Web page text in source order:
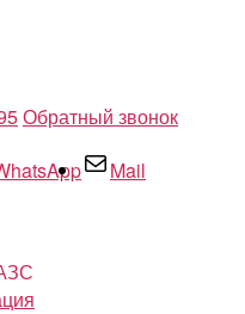
Обратный звонок
Mail